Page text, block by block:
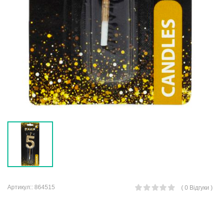
Артикул:: 864515 ( 0 Відгуки )